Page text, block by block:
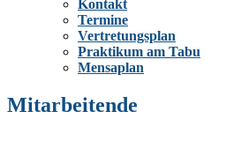
Kontakt
Termine
Vertretungsplan
Praktikum am Tabu
Mensaplan
Mitarbeitende